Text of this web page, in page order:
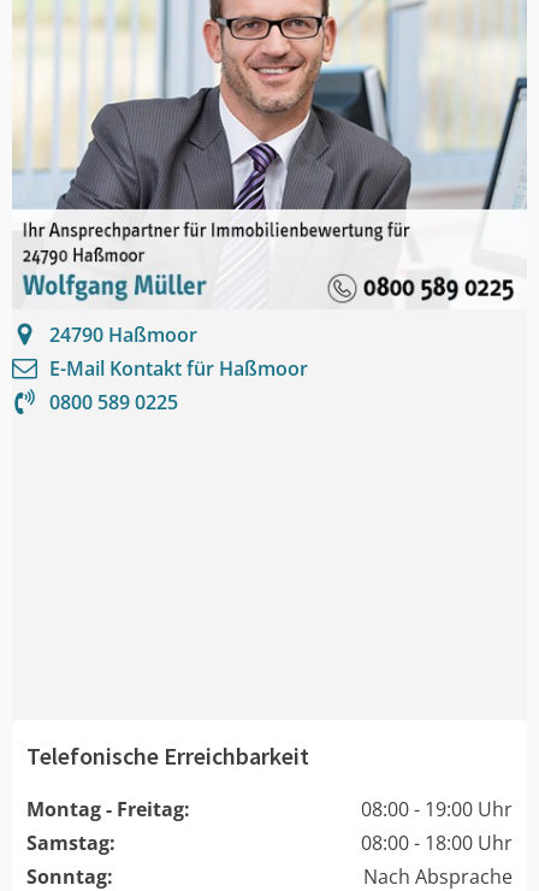
24790 Haßmoor
E-Mail Kontakt für Haßmoor
0800 589 0225
Telefonische Erreichbarkeit
Montag - Freitag:
08:00 - 19:00 Uhr
Samstag:
08:00 - 18:00 Uhr
Sonntag:
Nach Absprache